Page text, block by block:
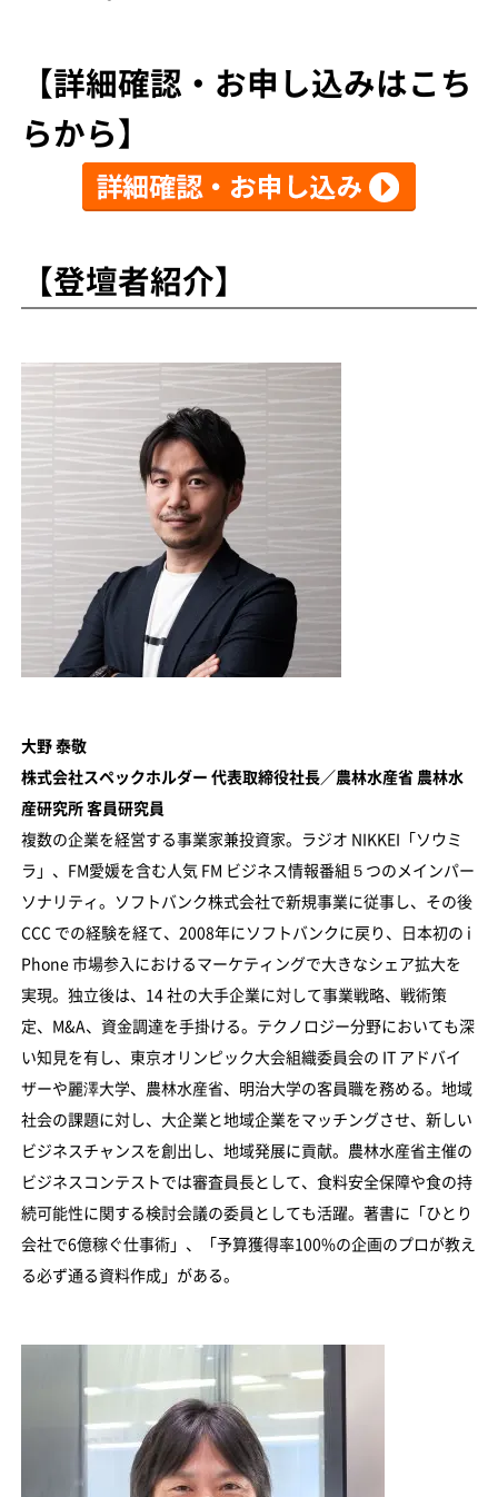
【詳細確認・お申し込みはこち
らから】
【登壇者紹介】
大野 泰敬
株式会社スペックホルダー 代表取締役社長／農林水産省 農林水
産研究所 客員研究員
複数の企業を経営する事業家兼投資家。ラジオ NIKKEI「ソウミ
ラ」、FM愛媛を含む人気 FM ビジネス情報番組５つのメインパー
ソナリティ。ソフトバンク株式会社で新規事業に従事し、その後
CCC での経験を経て、2008年にソフトバンクに戻り、日本初の i
Phone 市場参入におけるマーケティングで大きなシェア拡大を
実現。独立後は、14 社の大手企業に対して事業戦略、戦術策
定、M&A、資金調達を手掛ける。テクノロジー分野においても深
い知見を有し、東京オリンピック大会組織委員会の IT アドバイ
ザーや麗澤大学、農林水産省、明治大学の客員職を務める。地域
社会の課題に対し、大企業と地域企業をマッチングさせ、新しい
ビジネスチャンスを創出し、地域発展に貢献。農林水産省主催の
ビジネスコンテストでは審査員長として、食料安全保障や食の持
続可能性に関する検討会議の委員としても活躍。著書に「ひとり
会社で6億稼ぐ仕事術」、「予算獲得率100%の企画のプロが教え
る必ず通る資料作成」がある。